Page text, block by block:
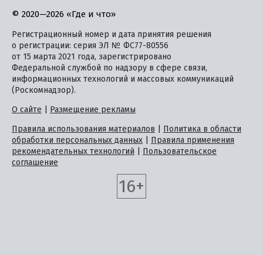
© 2020—2026 «Где и что»
Регистрационный номер и дата принятия решения
о регистрации: серия ЭЛ № ФС77-80556
от 15 марта 2021 года, зарегистрировано
Федеральной службой по надзору в сфере связи,
информационных технологий и массовых коммуникаций
(Роскомнадзор).
О сайте
Размещение рекламы
Правила использования материалов
Политика в области
обработки персональных данных
Правила применения
рекомендательных технологий
Пользовательское
соглашение
16+